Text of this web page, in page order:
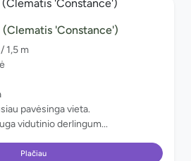
'Constance')
1,5 m
pavėsinga vieta.
vidutinio derlingum...
Plačiau